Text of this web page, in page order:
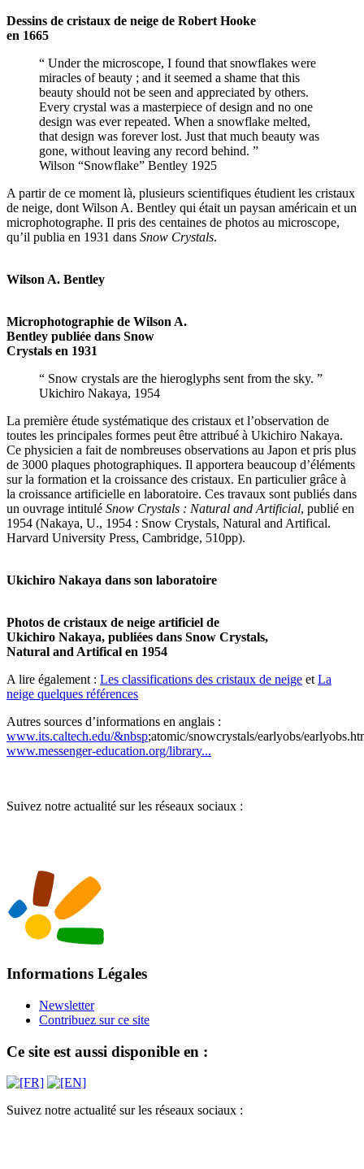
Dessins de cristaux de neige de Robert Hooke
en 1665
“ Under the microscope, I found that snowflakes were
miracles of beauty ; and it seemed a shame that this
beauty should not be seen and appreciated by others.
Every crystal was a masterpiece of design and no one
design was ever repeated. When a snowflake melted,
that design was forever lost. Just that much beauty was
gone, without leaving any record behind. ”
Wilson “Snowflake” Bentley 1925
A partir de ce moment là, plusieurs scientifiques étudient les cristaux
de neige, dont Wilson A. Bentley qui était un paysan américain et un
microphotographe. Il pris des centaines de photos au microscope,
qu’il publia en 1931 dans Snow Crystals.
Wilson A. Bentley
Microphotographie de Wilson A.
Bentley publiée dans Snow
Crystals en 1931
“ Snow crystals are the hieroglyphs sent from the sky. ”
Ukichiro Nakaya, 1954
La première étude systématique des cristaux et l’observation de
toutes les principales formes peut être attribué à Ukichiro Nakaya.
Ce physicien a fait de nombreuses observations au Japon et pris plus
de 3000 plaques photographiques. Il apportera beaucoup d’éléments
sur la formation et la croissance des cristaux. En particulier grâce à
la croissance artificielle en laboratoire. Ces travaux sont publiés dans
un ouvrage intitulé Snow Crystals : Natural and Artificial, publié en
1954 (Nakaya, U., 1954 : Snow Crystals, Natural and Artifical.
Harvard University Press, Cambridge, 510pp).
Ukichiro Nakaya dans son laboratoire
Photos de cristaux de neige artificiel de
Ukichiro Nakaya, publiées dans Snow Crystals,
Natural and Artifical en 1954
A lire également : Les classifications des cristaux de neige et La
neige quelques références
Autres sources d’informations en anglais :
www.its.caltech.edu/&nbsp;atomic/snowcrystals/earlyobs/
www.messenger-education.org/library...
Suivez notre actualité sur les réseaux sociaux :
Informations Légales
Newsletter
Contribuez sur ce site
Ce site est aussi disponible en :
Suivez notre actualité sur les réseaux sociaux :